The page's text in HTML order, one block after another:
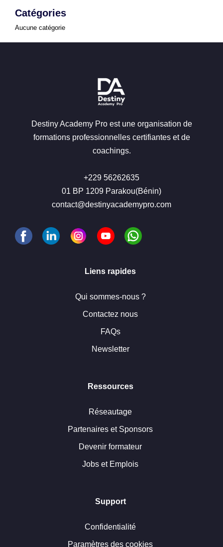
Catégories
Aucune catégorie
Destiny Academy Pro est une organisation de
formations professionnelles certifiantes et de
coachings.
+229 56262635
01 BP 1209 Parakou(Bénin)
contact@destinyacademypro.com
Liens rapides
Qui sommes-nous ?
Contactez nous
FAQs
Newsletter
Ressources
Réseautage
Partenaires et Sponsors
Devenir formateur
Jobs et Emplois
Support
Confidentialité
Paramètres des cookies